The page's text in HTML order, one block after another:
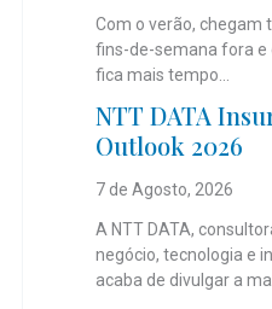
Com o verão, chegam
fins-de-semana fora e
fica mais tempo...
NTT DATA
Outlook 2026
7 de Agosto, 2026
A NTT DATA,
negócio, tecnologia e
acaba de divulgar a